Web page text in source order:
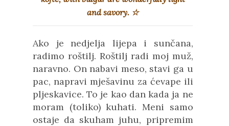
and savory. ☆
Ako je nedjelja lijepa i sunčana,
radimo roštilj. Roštilj radi moj muž,
naravno. On nabavi meso, stavi ga u
pac, napravi mješavinu za ćevape ili
pljeskavice. To je kao dan kada ja ne
moram (toliko) kuhati. Meni samo
ostaje da skuham juhu, pripremim